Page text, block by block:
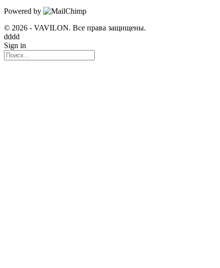
Powered by
© 2026 - VAVILON. Все права защищены.
dddd
Sign in